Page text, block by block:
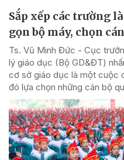
Sắp xếp các trường
gọn bộ máy, chọn
Ts. Vũ Minh Đức - Cục
lý giáo dục (Bộ GD&ĐT)
cơ sở giáo dục là một cuộc
đó lựa chọn những cán bộ